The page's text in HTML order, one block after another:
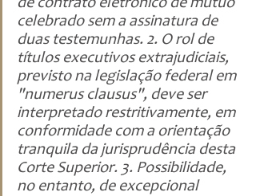
de contrato eletrônico de mútuo
celebrado sem a assinatura de
duas testemunhas. 2. O rol de
títulos executivos extrajudiciais,
previsto na legislação federal em
"numerus clausus", deve ser
interpretado restritivamente, em
conformidade com a orientação
tranquila da jurisprudência desta
Corte Superior. 3. Possibilidade,
no entanto, de excepcional